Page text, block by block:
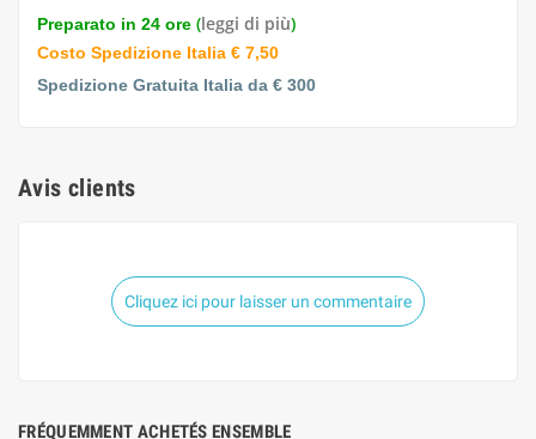
Preparato in 24 ore (leggi di più)
Costo Spedizione Italia € 7,50
Spedizione Gratuita Italia da € 300
Avis clients
Cliquez ici pour laisser un commentaire
FRÉQUEMMENT ACHETÉS ENSEMBLE